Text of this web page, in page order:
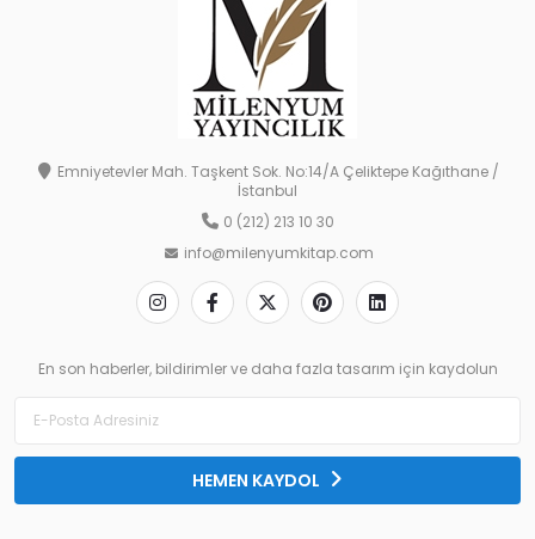
Emniyetevler Mah. Taşkent Sok. No:14/A Çeliktepe Kağıthane /
İstanbul
0 (212) 213 10 30
info@milenyumkitap.com
En son haberler, bildirimler ve daha fazla tasarım için kaydolun
HEMEN KAYDOL